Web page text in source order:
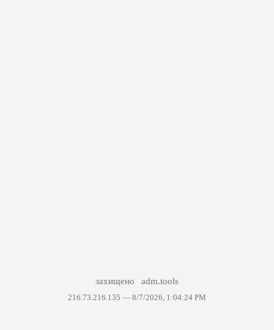
захищено adm.tools
216.73.216.135 — 8/7/2026, 1:04:24 PM